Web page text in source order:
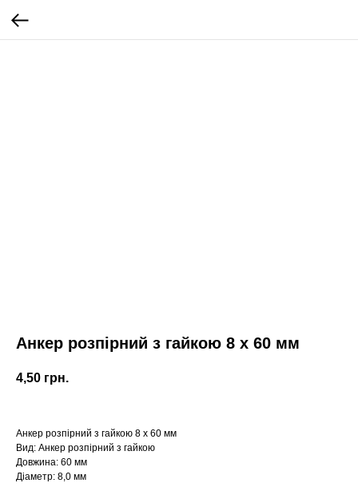
Анкер розпірний з гайкою 8 х 60 мм
4,50 грн.
Анкер розпірний з гайкою 8 х 60 мм
Вид: Анкер розпірний з гайкою
Довжина: 60 мм
Діаметр: 8,0 мм